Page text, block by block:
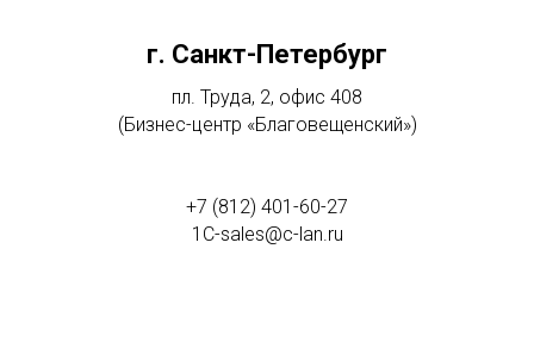
г. Санкт-Петербург
пл. Труда, 2, офис 408
(Бизнес-центр «Благовещенский»)
+7 (812) 401-60-27
1C-sales@c-lan.ru